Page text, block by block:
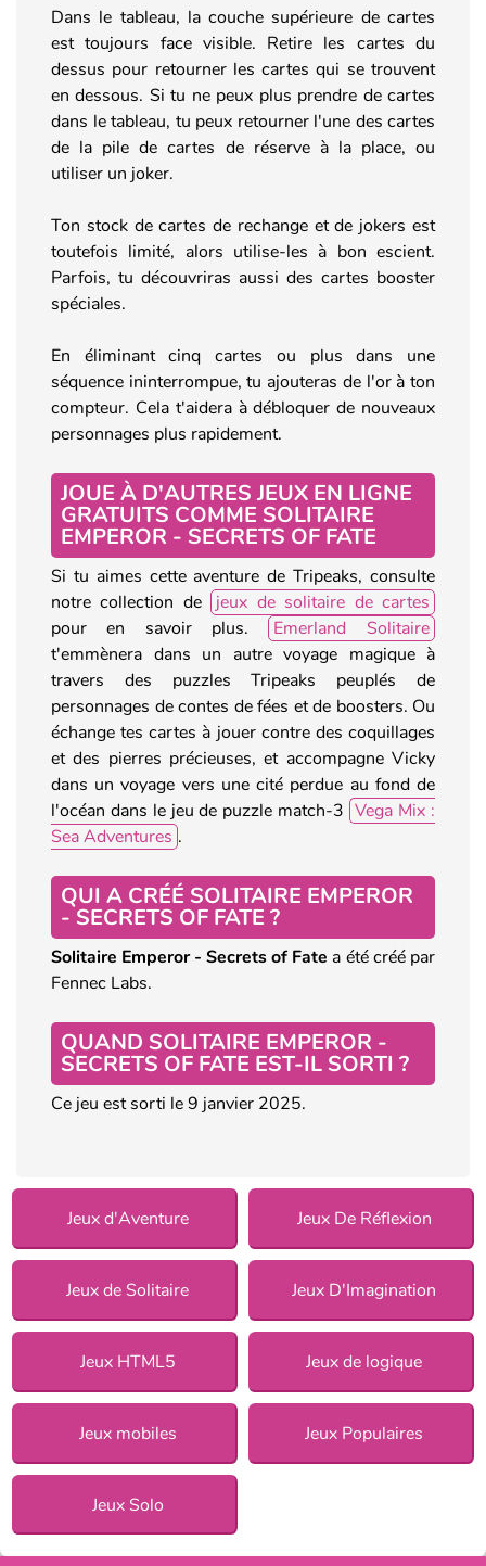
Dans le tableau, la couche supérieure de cartes
est toujours face visible. Retire les cartes du
dessus pour retourner les cartes qui se trouvent
en dessous. Si tu ne peux plus prendre de cartes
dans le tableau, tu peux retourner l'une des cartes
de la pile de cartes de réserve à la place, ou
utiliser un joker.
Ton stock de cartes de rechange et de jokers est
toutefois limité, alors utilise-les à bon escient.
Parfois, tu découvriras aussi des cartes booster
spéciales.
En éliminant cinq cartes ou plus dans une
séquence ininterrompue, tu ajouteras de l'or à ton
compteur. Cela t'aidera à débloquer de nouveaux
personnages plus rapidement.
JOUE À D'AUTRES JEUX EN LIGNE
GRATUITS COMME SOLITAIRE
EMPEROR - SECRETS OF FATE
Si tu aimes cette aventure de Tripeaks, consulte
notre collection de
jeux de solitaire de cartes
pour en savoir plus.
Emerland Solitaire
t'emmènera dans un autre voyage magique à
travers des puzzles Tripeaks peuplés de
personnages de contes de fées et de boosters. Ou
échange tes cartes à jouer contre des coquillages
et des pierres précieuses, et accompagne Vicky
dans un voyage vers une cité perdue au fond de
l'océan dans le jeu de puzzle match-3 Vega Mix :
Sea Adventures .
QUI A CRÉÉ SOLITAIRE EMPEROR
- SECRETS OF FATE ?
Solitaire Emperor - Secrets of Fate a été créé par
Fennec Labs.
QUAND SOLITAIRE EMPEROR -
SECRETS OF FATE EST-IL SORTI ?
Ce jeu est sorti le 9 janvier 2025.
Jeux d'Aventure Jeux De Réflexion
Jeux de Solitaire Jeux D'Imagination
Jeux HTML5 Jeux de logique
Jeux mobiles Jeux Populaires
Jeux Solo